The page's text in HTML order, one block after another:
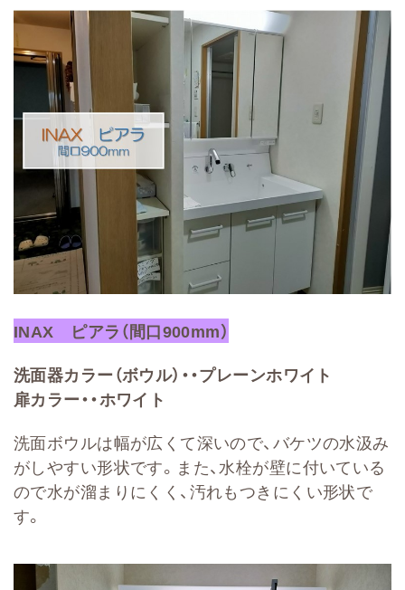
INAX ピアラ（間口900mm）
洗面器カラー（ボウル）・・プレーンホワイト
扉カラー・・ホワイト
洗面ボウルは幅が広くて深いので、バケツの水汲み
がしやすい形状です。また、水栓が壁に付いている
ので水が溜まりにくく、汚れもつきにくい形状で
す。